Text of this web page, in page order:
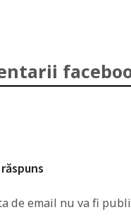
de email nu va fi